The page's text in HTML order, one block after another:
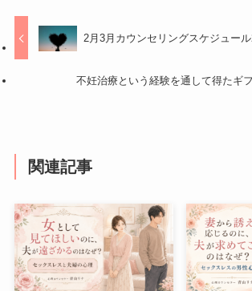
2月3月カウンセリングスケジュー
不妊治療という経験を通して得たギ
関連記事